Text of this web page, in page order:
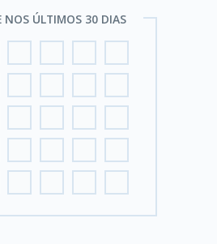
NOS ÚLTIMOS 30 DIAS